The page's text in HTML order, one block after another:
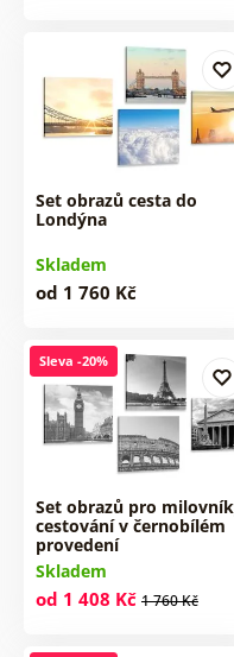
Set obrazů cesta do
Londýna
Skladem
od 1 760 Kč
Sleva -20%
Set obrazů pro
cestování v černobílém
provedení
Skladem
od 1 408 Kč 1 760 Kč